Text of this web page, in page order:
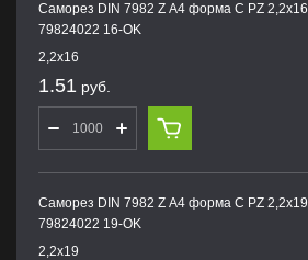
Саморез DIN 7982 Z А4 форма С PZ 2,2х16
79824022 16-OK
2,2х16
1.51 руб.
Саморез DIN 7982 Z А4 форма С PZ 2,2х19
79824022 19-OK
2,2х19